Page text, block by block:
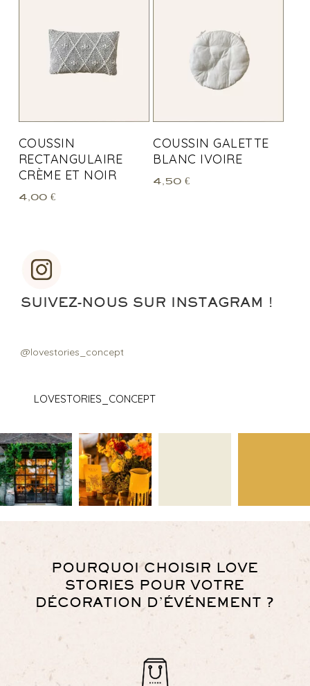
COUSSIN
RECTANGULAIRE
CRÈME ET NOIR
4,00 €
COUSSIN GALETTE
BLANC IVOIRE
4,50€
SUIVEZ-NOUS SUR INSTAGRAM !
@lovestories_concept
LOVESTORIES_CONCEPT
POURQUOI CHOISIR LOVE
STORIES POUR VOTRE
DÉCORATION D’ÉVÉNEMENT ?